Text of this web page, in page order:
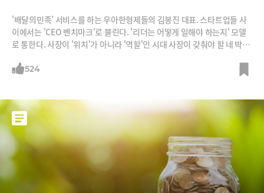
'배달의민족' 서비스를 하는 우아한형제들의 김봉진 대표. 스타트업들 사
이에서는 'CEO 벤치마크'로 불린다. '리더는 어떻게 일해야 하는지' 모델
로 통한다. 사장이 '위치'가 아니라 '역할'인 시대 사장이 갖춰야 할 네 박자
이 보장하지만 성과도 칼같이 챙긴다. 재미있게 일한다. 직원들이 딴 짓 할
524